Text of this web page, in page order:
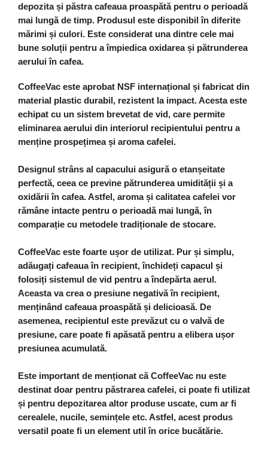
depozita și păstra cafeaua proaspătă pentru o perioadă
mai lungă de timp. Produsul este disponibil în diferite
mărimi și culori. Este considerat una dintre cele mai
bune soluții pentru a împiedica oxidarea și pătrunderea
aerului în cafea.
CoffeeVac este aprobat NSF internațional și fabricat din
material plastic durabil, rezistent la impact. Acesta este
echipat cu un sistem brevetat de vid, care permite
eliminarea aerului din interiorul recipientului pentru a
menține prospețimea și aroma cafelei.
Designul strâns al capacului asigură o etanșeitate
perfectă, ceea ce previne pătrunderea umidității și a
oxidării în cafea. Astfel, aroma și calitatea cafelei vor
rămâne intacte pentru o perioadă mai lungă, în
comparație cu metodele tradiționale de stocare.
CoffeeVac este foarte ușor de utilizat. Pur și simplu,
adăugați cafeaua în recipient, închideți capacul și
folosiți sistemul de vid pentru a îndepărta aerul.
Aceasta va crea o presiune negativă în recipient,
menținând cafeaua proaspătă și delicioasă. De
asemenea, recipientul este prevăzut cu o valvă de
presiune, care poate fi apăsată pentru a elibera ușor
presiunea acumulată.
Este important de menționat că CoffeeVac nu este
destinat doar pentru păstrarea cafelei, ci poate fi utilizat
și pentru depozitarea altor produse uscate, cum ar fi
cerealele, nucile, semințele etc. Astfel, acest produs
versatil poate fi un element util în orice bucătărie.